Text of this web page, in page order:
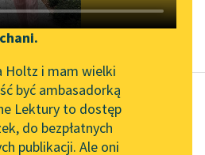
Zgłoś brak utworu
Narzędzia
Mapa Wolnych Lektur
Leśmianator
Holtz i mam wielki
być ambasadorką
Lektury to dostęp
do bezpłatnych
publikacji. Ale oni
Jonathan Swift
Podróże Guliwera